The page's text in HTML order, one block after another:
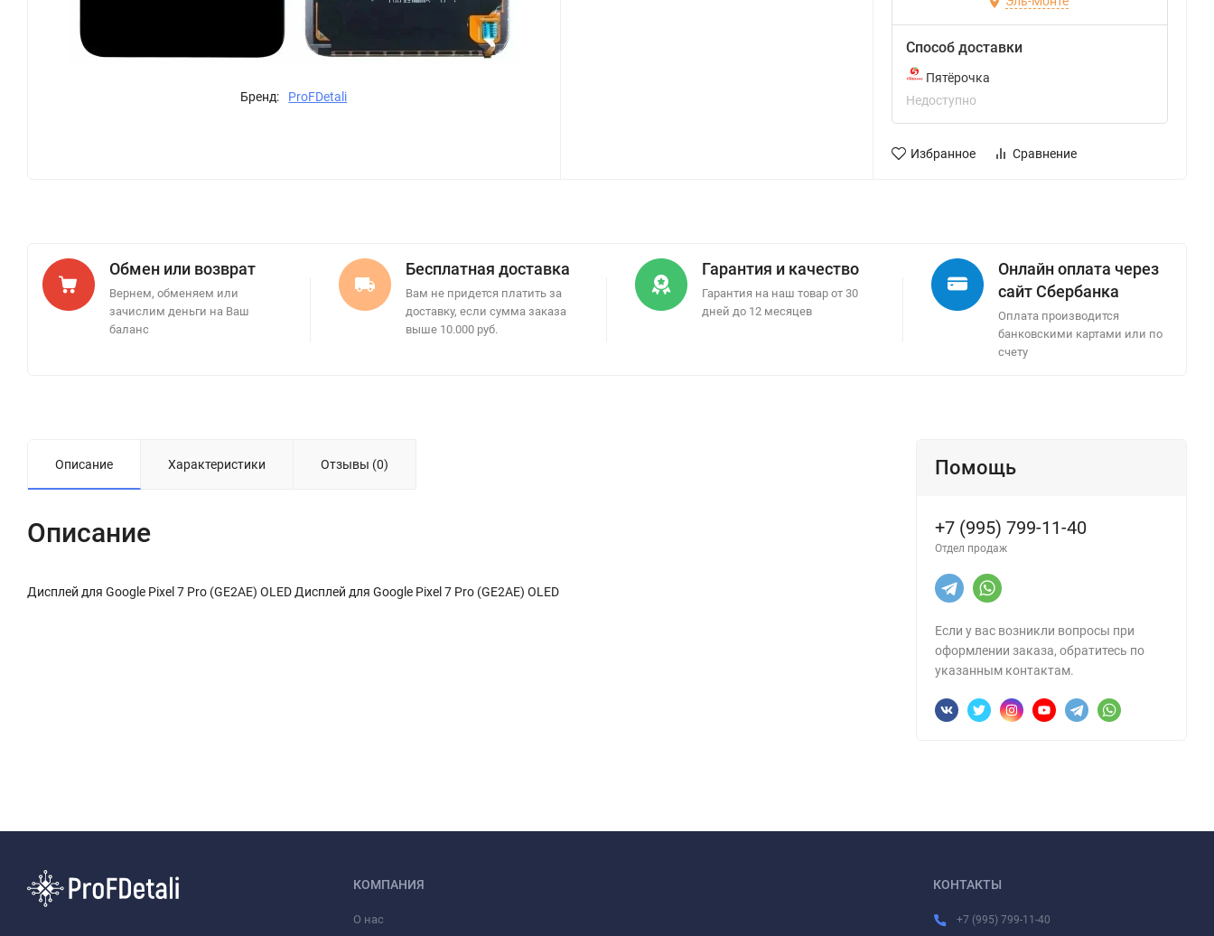
Бренд: ProFDetali
Способ доставки
Пятёрочка
Недоступно
Избранное Сравнение
Обмен или возврат
Вернем, обменяем или
зачислим деньги на Ваш
баланс
Бесплатная доставка
Вам не придется платить за
доставку, если сумма заказа
выше 10.000 руб.
Гарантия и качество
Гарантия на наш товар от 30
дней до 12 месяцев
Онлайн оплата через
сайт Сбербанка
Оплата производится
банковскими картами или по
счету
Описание Характеристики Отзывы (0)
Описание
Дисплей для Google Pixel 7 Pro (GE2AE) OLED Дисплей для Google Pixel 7 Pro (GE2AE) OLED
Помощь
+7 (995) 799-11-40
Отдел продаж
Если у вас возникли вопросы при
оформлении заказа, обратитесь по
указанным контактам.
КОМПАНИЯ
О нас
КОНТАКТЫ
+7 (995) 799-11-40